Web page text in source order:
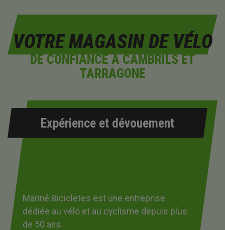
VOTRE MAGASIN DE VÉLO
DE CONFIANCE À CAMBRILS ET
TARRAGONE
Expérience et dévouement
Mariné Bicicletes est une entreprise
dédiée au vélo et au cyclisme depuis plus
de 50 ans.